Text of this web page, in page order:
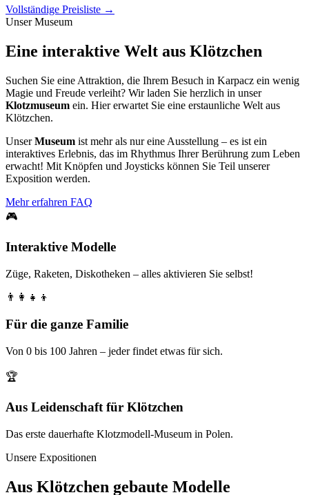
Vollständige Preisliste →
Unser Museum
Eine interaktive Welt aus Klötzchen
Suchen Sie eine Attraktion, die Ihrem Besuch in Karpacz ein wenig
Magie und Freude verleiht? Wir laden Sie herzlich in unser
Klotzmuseum ein. Hier erwartet Sie eine erstaunliche Welt aus
Klötzchen.
UnserMuseum ist mehr als nur eine Ausstellung – es ist ein
interaktives Erlebnis, das im Rhythmus Ihrer Berührung zum Leben
erwacht! Mit Knöpfen und Joysticks können Sie Teil unserer
Exposition werden.
Mehr erfahren FAQ
🎮
Interaktive Modelle
Züge, Raketen, Diskotheken – alles aktivieren Sie selbst!
👨‍👩‍👧‍👦
Für die ganze Familie
Von 0 bis 100 Jahren – jeder findet etwas für sich.
🏆
Aus Leidenschaft für Klötzchen
Das erste dauerhafte Klotzmodell-Museum in Polen.
Unsere Expositionen
Aus Klötzchen gebaute Modelle